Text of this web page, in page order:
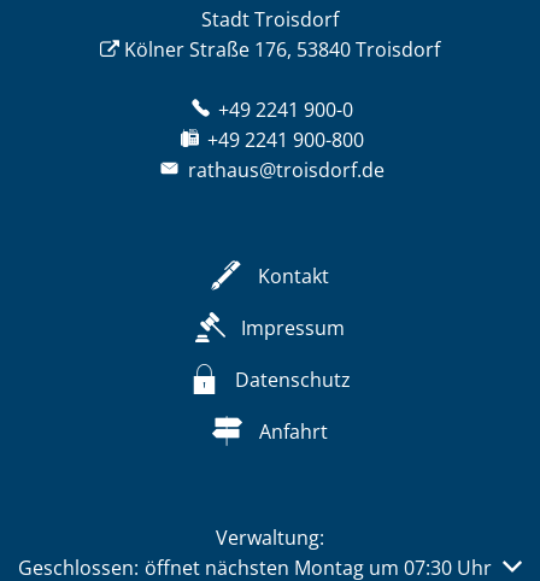
Stadt Troisdorf
Kölner Straße 176, 53840 Troisdorf
+49 2241 900-0
+49 2241 900-800
rathaus@troisdorf.de
Kontakt
Impressum
Datenschutz
Anfahrt
Verwaltung:
Klicken, um weitere Öffnungs- oder Schließzeiten
Geschlossen: öffnet nächsten Montag um 07:30 Uhr